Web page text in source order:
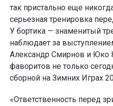
так пристально еще
серьезная тренировка
У бортика — знаменитый
наблюдает за
Александр Смирнов и Юко
фаворитов не только
сборной на Зимних Играх
«Ответственность перед